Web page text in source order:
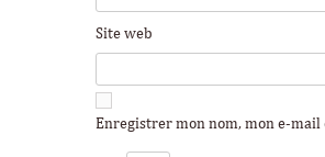
Site web
Enregistrer mon nom, mon e-